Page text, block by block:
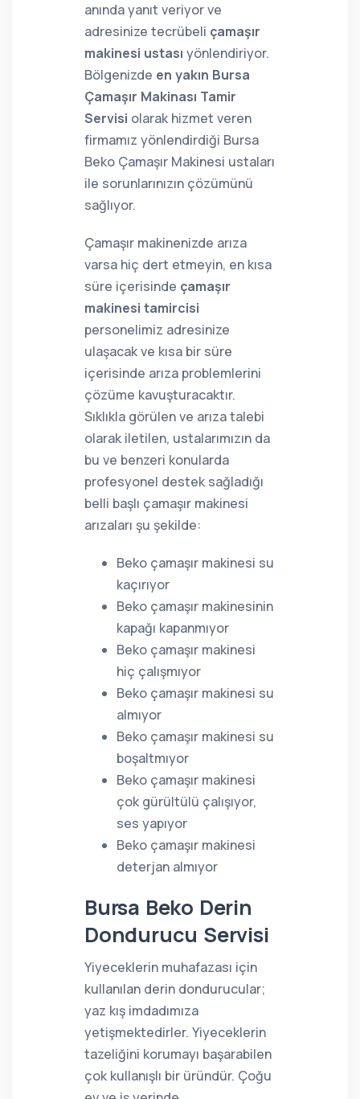
anında yanıt veriyor ve
adresinize tecrübeli çamaşır
makinesi ustası yönlendiriyor.
Bölgenizde en yakın Bursa
Çamaşır Makinası Tamir
Servisi olarak hizmet veren
firmamız yönlendirdiği Bursa
Beko Çamaşır Makinesi ustaları
ile sorunlarınızın çözümünü
sağlıyor.
Çamaşır makinenizde arıza
varsa hiç dert etmeyin, en kısa
süre içerisinde çamaşır
makinesi tamircisi
personelimiz adresinize
ulaşacak ve kısa bir süre
içerisinde arıza problemlerini
çözüme kavuşturacaktır.
Sıklıkla görülen ve arıza talebi
olarak iletilen, ustalarımızın da
bu ve benzeri konularda
profesyonel destek sağladığı
belli başlı çamaşır makinesi
arızaları şu şekilde:
Beko çamaşır makinesi su
kaçırıyor
Beko çamaşır makinesinin
kapağı kapanmıyor
Beko çamaşır makinesi
hiç çalışmıyor
Beko çamaşır makinesi su
almıyor
Beko çamaşır makinesi su
boşaltmıyor
Beko çamaşır makinesi
çok gürültülü çalışıyor,
ses yapıyor
Beko çamaşır makinesi
deterjan almıyor
Bursa Beko Derin
Dondurucu Servisi
Yiyeceklerin muhafazası için
kullanılan derin dondurucular;
yaz kış imdadımıza
yetişmektedirler. Yiyeceklerin
tazeliğini korumayı başarabilen
çok kullanışlı bir üründür. Çoğu